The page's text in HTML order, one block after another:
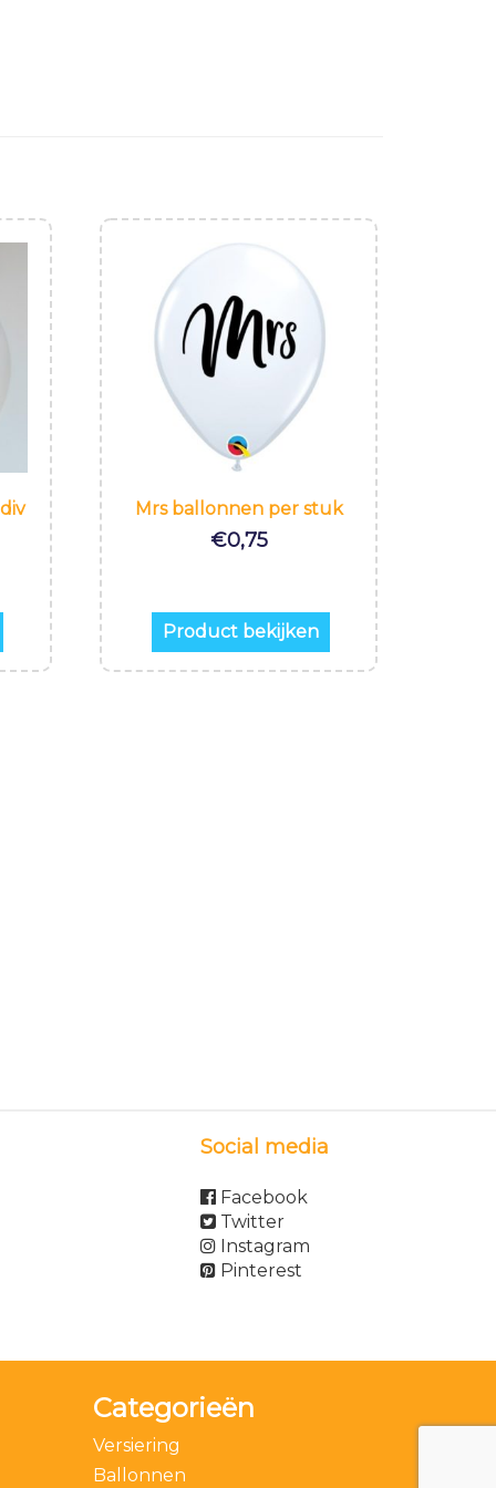
Mrs ballonnen per stuk
€0,75
Product bekijken
Social media
Facebook
Twitter
Instagram
Pinterest
Categorieën
Versiering
Ballonnen